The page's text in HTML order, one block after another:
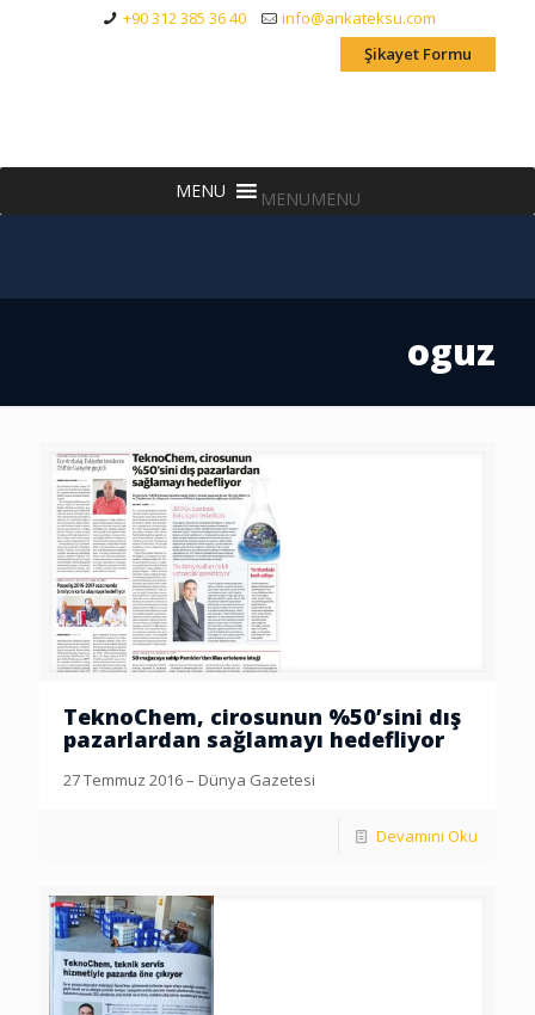
+90 312 385 36 40
info@ankateksu.com
Şikayet Formu
MENUMENU
oguz
TeknoChem, cirosunun %50’sini dış
pazarlardan sağlamayı hedefliyor
27 Temmuz 2016 – Dünya Gazetesi
Devamını Oku